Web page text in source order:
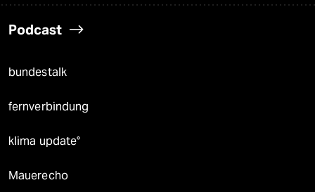
Podcast
bundestalk
fernverbindung
klima update°
Mauerecho